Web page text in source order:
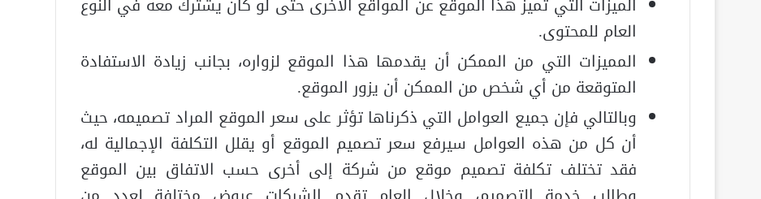
الميزات التي تميز هذا الموقع عن المواقع الأخرى حتى لو كان يشترك معه في النوع
العام للمحتوى.
المميزات التي من الممكن أن يقدمها هذا الموقع لزواره، بجانب زيادة الاستفادة
المتوقعة من أي شخص من الممكن أن يزور الموقع.
وبالتالي فإن جميع العوامل التي ذكرناها تؤثر على سعر الموقع المراد تصميمه، حيث
أن كل من هذه العوامل سيرفع سعر تصميم الموقع أو يقلل التكلفة الإجمالية له،
فقد تختلف تكلفة تصميم موقع من شركة إلى أخرى حسب الاتفاق بين الموقع